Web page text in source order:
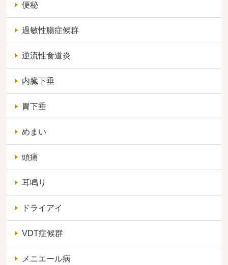
便秘
過敏性腸症候群
逆流性食道炎
内臓下垂
胃下垂
めまい
頭痛
耳鳴り
ドライアイ
VDT症候群
メニエール病